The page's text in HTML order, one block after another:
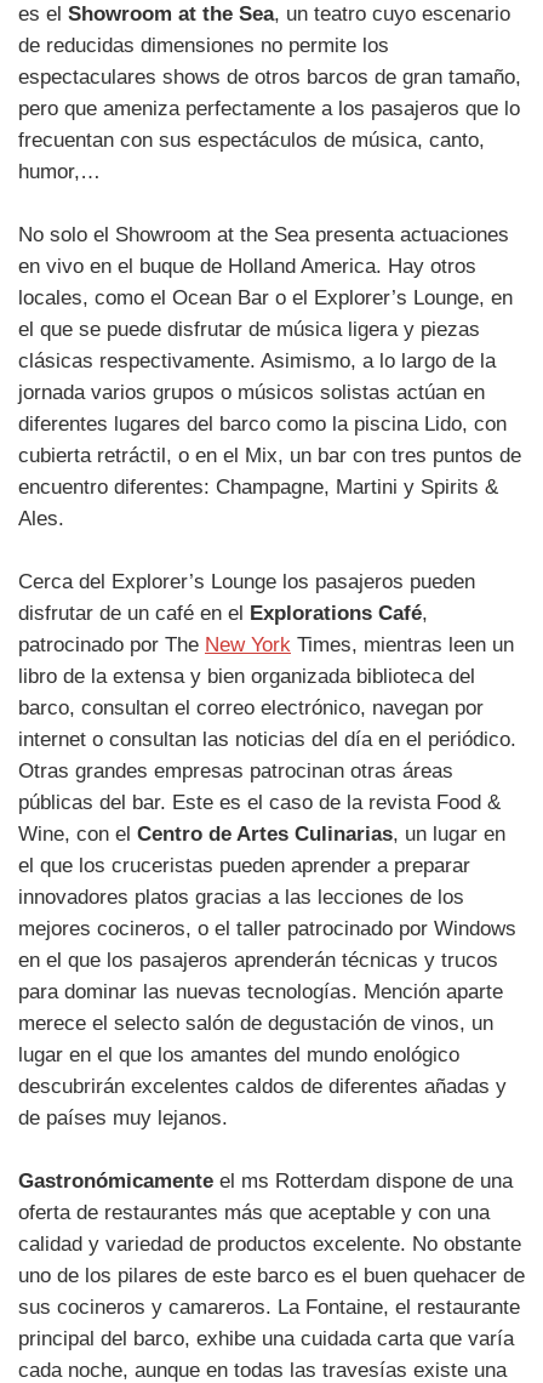
es el Showroom at the Sea, un teatro cuyo escenario
de reducidas dimensiones no permite los
espectaculares shows de otros barcos de gran tamaño,
pero que ameniza perfectamente a los pasajeros que lo
frecuentan con sus espectáculos de música, canto,
humor,…
No solo el Showroom at the Sea presenta actuaciones
en vivo en el buque de Holland America. Hay otros
locales, como el Ocean Bar o el Explorer’s Lounge, en
el que se puede disfrutar de música ligera y piezas
clásicas respectivamente. Asimismo, a lo largo de la
jornada varios grupos o músicos solistas actúan en
diferentes lugares del barco como la piscina Lido, con
cubierta retráctil, o en el Mix, un bar con tres puntos de
encuentro diferentes: Champagne, Martini y Spirits &
Ales.
Cerca del Explorer’s Lounge los pasajeros pueden
disfrutar de un café en el Explorations Café,
patrocinado por The New York Times, mientras leen un
libro de la extensa y bien organizada biblioteca del
barco, consultan el correo electrónico, navegan por
internet o consultan las noticias del día en el periódico.
Otras grandes empresas patrocinan otras áreas
públicas del bar. Este es el caso de la revista Food &
Wine, con el Centro de Artes Culinarias, un lugar en
el que los cruceristas pueden aprender a preparar
innovadores platos gracias a las lecciones de los
mejores cocineros, o el taller patrocinado por Windows
en el que los pasajeros aprenderán técnicas y trucos
para dominar las nuevas tecnologías. Mención aparte
merece el selecto salón de degustación de vinos, un
lugar en el que los amantes del mundo enológico
descubrirán excelentes caldos de diferentes añadas y
de países muy lejanos.
Gastronómicamente el ms Rotterdam dispone de una
oferta de restaurantes más que aceptable y con una
calidad y variedad de productos excelente. No obstante
uno de los pilares de este barco es el buen quehacer de
sus cocineros y camareros. La Fontaine, el restaurante
principal del barco, exhibe una cuidada carta que varía
cada noche, aunque en todas las travesías existe una